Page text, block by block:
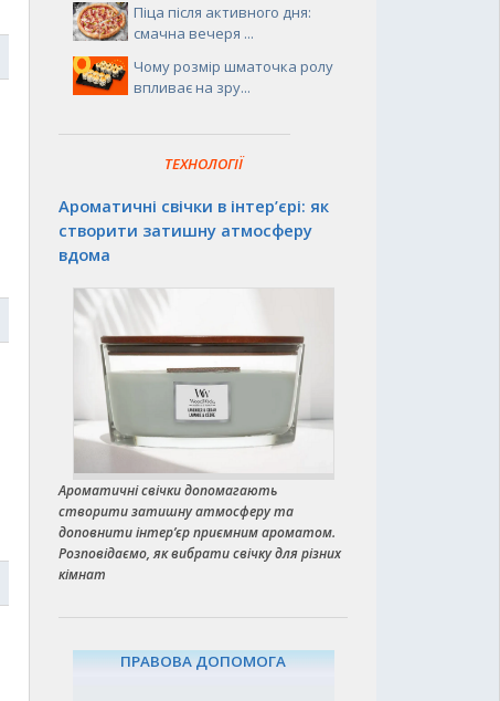
Піца після активного дня:
смачна вечеря ...
Чому розмір шматочка ролу
впливає на зру...
ТЕХНОЛОГІЇ
Ароматичні свічки в інтер’єрі: як
створити затишну атмосферу
вдома
Ароматичні свічки допомагають
створити затишну атмосферу та
доповнити інтер’єр приємним ароматом.
Розповідаємо, як вибрати свічку для різних
кімнат
ПРАВОВА ДОПОМОГА